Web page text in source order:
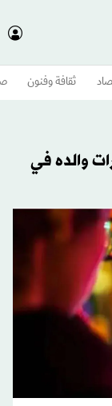
ثقافة وفنون
والده في